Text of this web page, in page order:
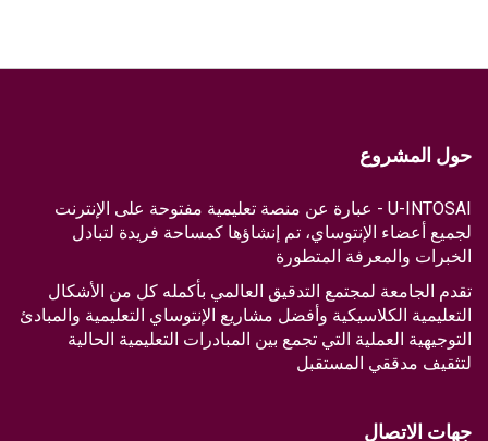
حول المشروع
U-INTOSAI - عبارة عن منصة تعليمية مفتوحة على الإنترنت
لجميع أعضاء الإنتوساي، تم إنشاؤها كمساحة فريدة لتبادل
الخبرات والمعرفة المتطورة
تقدم الجامعة لمجتمع التدقيق العالمي بأكمله كل من الأشكال
التعليمية الكلاسيكية وأفضل مشاريع الإنتوساي التعليمية والمبادئ
التوجيهية العملية التي تجمع بين المبادرات التعليمية الحالية
لتثقيف مدققي المستقبل
جهات الاتصال